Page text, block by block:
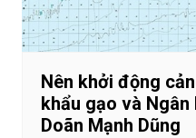
Nên khởi động
khẩu gạo và Ngân
Doãn Mạnh Dũng